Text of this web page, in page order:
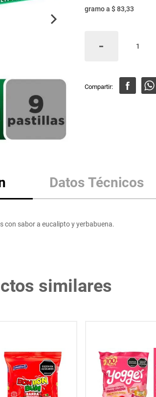
gramoa $ 83,33
Datos Técnicos
con sabor a eucalipto y yerbabuena.
similares